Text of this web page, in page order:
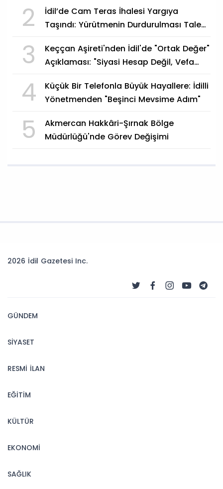
2
İdil’de Cam Teras İhalesi Yargıya
Taşındı: Yürütmenin Durdurulması Talep
3
Keççan Aşireti'nden İdil'de "Ortak Değer"
Açıklaması: "Siyasi Hesap Değil, Vefa
4
Küçük Bir Telefonla Büyük Hayallere: İdilli
Yönetmenden "Beşinci Mevsime Adım"
5
Akmercan Hakkâri-Şırnak Bölge
Müdürlüğü'nde Görev Değişimi
2026 İdil Gazetesi Inc.
GÜNDEM
SİYASET
RESMİ İLAN
EĞİTİM
KÜLTÜR
EKONOMİ
SAĞLIK